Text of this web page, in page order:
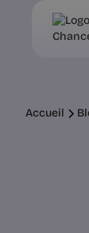
Accueil